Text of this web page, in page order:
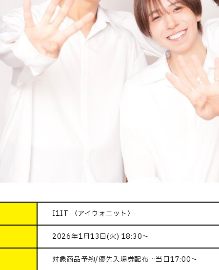
I1IT 〈アイウォニット〉
2026年1月13日(火) 18:30～
対象商品予約/優先入場券配布…当日17:00～